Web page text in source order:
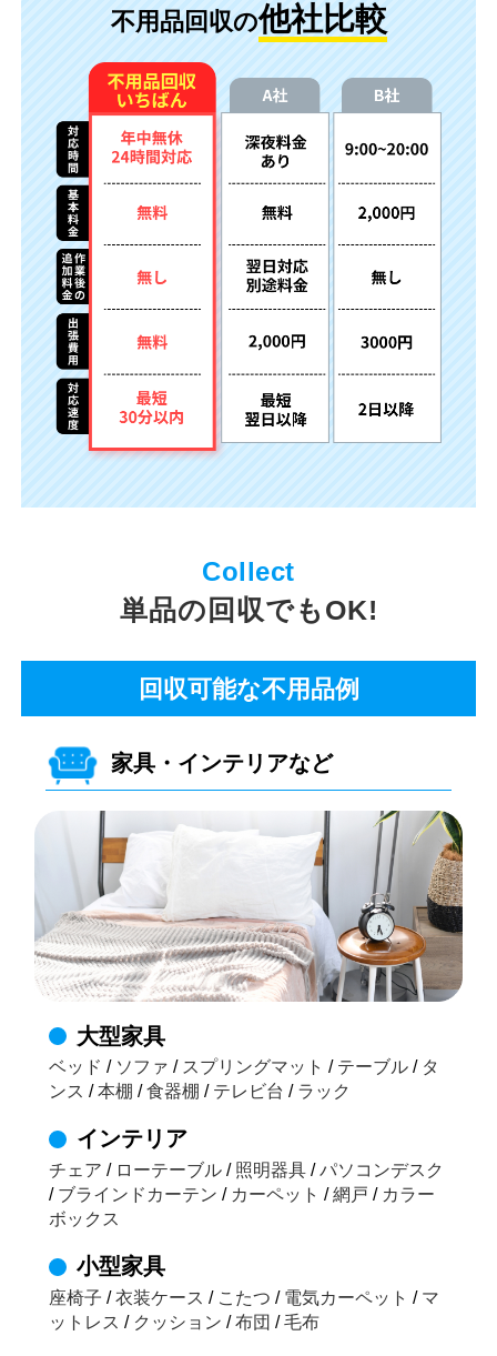
不用品回収の他社比較
単品の回収でもOK!
回収可能な不用品例
家具・インテリアなど
大型家具
ベッド / ソファ / スプリングマット / テーブル/ タ
ンス /本棚 /食器棚 / テレビ台 / ラック
インテリア
チェア / ローテーブル/ 照明器具/パソコンデスク
/ ブラインドカーテン / カーペット /網戸 / カラー
ボックス
小型家具
座椅子 /衣装ケース / こたつ / 電気カーペット / マ
ットレス / クッション /布団 /毛布